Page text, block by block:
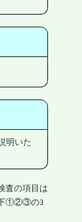
明いた
査の項目は
下①②③の3